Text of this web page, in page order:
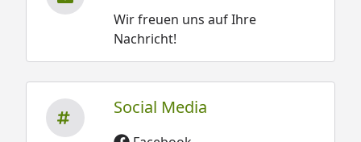
Wir freuen uns auf Ihre
Nachricht!
Social Media